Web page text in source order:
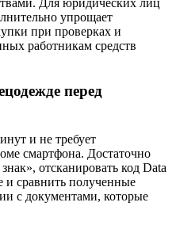
Для юридических лиц
упрощает
при проверках и
работникам средств
перед
и не требует
смартфона. Достаточно
отсканировать код Data
и сравнить полученные
с документами, которые